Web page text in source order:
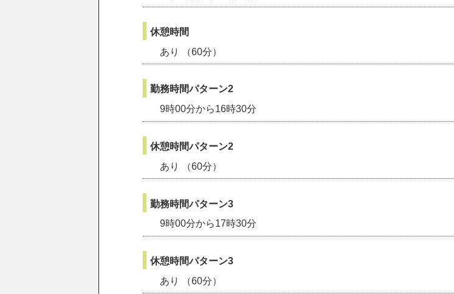
休憩時間
あり （60分）
勤務時間パターン2
9時00分から16時30分
休憩時間パターン2
あり （60分）
勤務時間パターン3
9時00分から17時30分
休憩時間パターン3
あり （60分）